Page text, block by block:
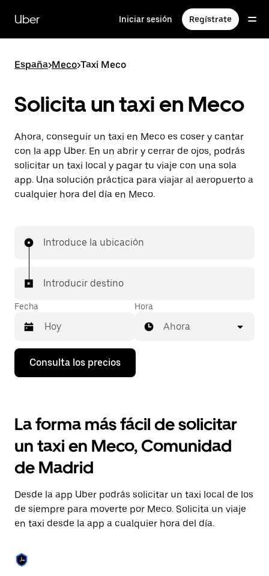
contenido
principal
Uber Iniciar sesión Regístrate
España>Meco>Taxi Meco
Solicita un taxi en Meco
Ahora, conseguir un taxi en Meco es coser y cantar
con la app Uber. En un abrir y cerrar de ojos, podrás
solicitar un taxi local y pagar tu viaje con una sola
app. Una solución práctica para viajar al aeropuerto a
cualquier hora del día en Meco.
Introduce la ubicación
Introducir destino
Fecha
Pulsa
flecha
abrir
el
calendario
y
seleccionar
una
Pulsa
el
botón
de
para
cerrar
Hora
Ahora
Consulta los precios
La forma más fácil de solicitar
un taxi en Meco, Comunidad
de Madrid
Desde la app Uber podrás solicitar un taxi local de los
de siempre para moverte por Meco. Solicita un viaje
en taxi desde la app a cualquier hora del día.